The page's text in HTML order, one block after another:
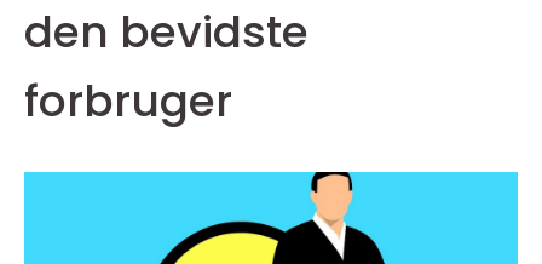
den bevidste
forbruger